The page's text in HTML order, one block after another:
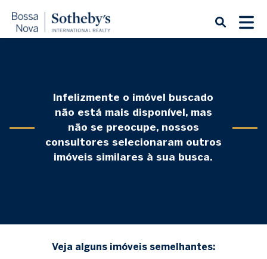
Infelizmente o imóvel buscado
não está mais disponível, mas
não se preocupe, nossos
consultores selecionaram outros
imóveis similares à sua busca.
Veja alguns imóveis semelhantes: